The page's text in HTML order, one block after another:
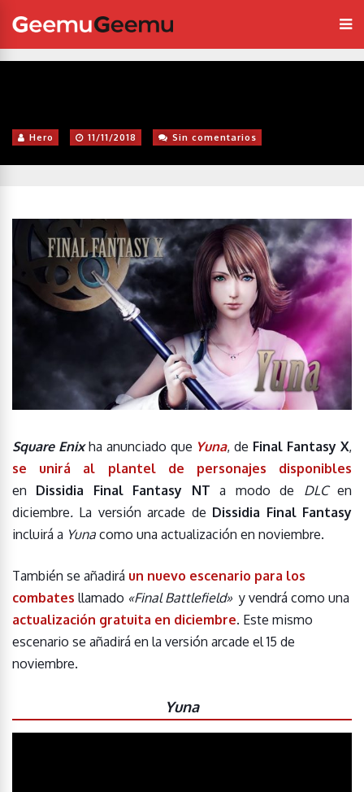
Hero 11/11/2018 Sin comentarios
Square Enixha anunciado que Yuna, de Final Fantasy X,
se unirá al plantel de personajes disponibles
en Dissidia Final Fantasy NT a modo de DLCen
diciembre. La versión arcade de Dissidia Final Fantasy
incluirá a Yuna como una actualización en noviembre.
También se añadirá un nuevo escenario para los
combates llamado «Final Battlefield» y vendrá como una
actualización gratuita en diciembre. Este mismo
escenario se añadirá en la versión arcade el 15 de
noviembre.
Yuna